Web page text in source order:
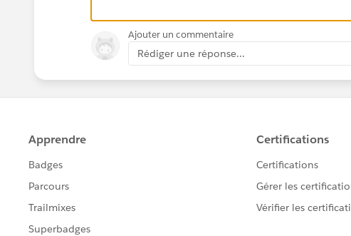
<p> -Flat and Finished Size: <p>
<p> -Specific Fold: <p>
<p> -Are there PMS colors? <p>
<p> -Paper Stock/Weight: <p>
</messaging:emailTemplate>
Ajouter un commentaire
Rédiger une réponse...